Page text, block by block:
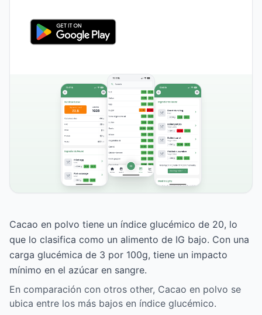
Cacao en polvo tiene un índice glucémico de 20, lo
que lo clasifica como un alimento de IG bajo. Con una
carga glucémica de 3 por 100g, tiene un impacto
mínimo en el azúcar en sangre.
En comparación con otros other, Cacao en polvo se
ubica entre los más bajos en índice glucémico.